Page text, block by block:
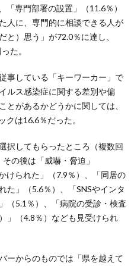
「専門部署の設置」（11.6％）
人に、専門的に相談できる人が
と）思う」が72.0％に達し、
た。
事している「キーワーカー」で
ルス感染症に関する差別や偏
とがあるかどうかに関しては、
クは16.6％だった。
択してもらったところ（複数回
の後は「威嚇・脅迫」
けられた」（7.9％）、「同居の
た」（5.6％）、「SNSやインタ
（5.1％）、「病院の受診・検査
」（4.8％）なども見受けられ
ーからのものでは「県を越えて